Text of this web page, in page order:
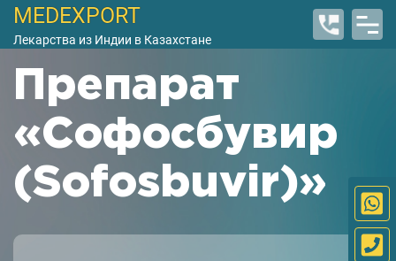
MEDEXPORT
Лекарства из Индии в Казахстане
Препарат
«Софосбувир
(Sofosbuvir)»